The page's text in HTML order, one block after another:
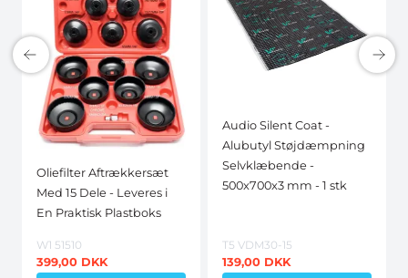
Oliefilter Aftrækkersæt
Med 15 Dele - Leveres i
En Praktisk Plastboks
W1 51510
399,00 DKK
Audio Silent Coat -
Alubutyl Støjdæmpning
Selvklæbende -
500x700x3 mm - 1 stk
T5 VDM30-15
139,00 DKK